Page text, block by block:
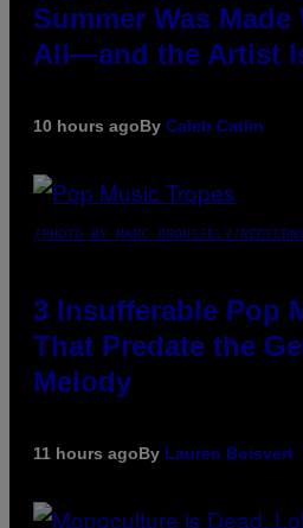
Summer Was
All—and the Artist
10 hours agoBy Caleb Catlin
(PHOTO BY MARC BROUSSELY/
3 Insufferable Pop
That Predate the
Melody
11 hours agoBy Lauren Boisvert